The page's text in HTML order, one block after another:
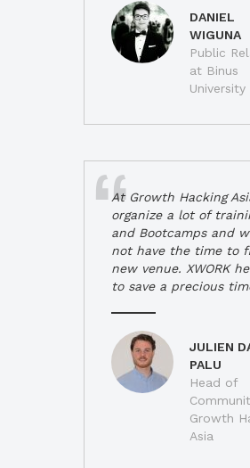
DANIEL
WIGUNA
Public
at Binus
University
At Growth Hacking
organize a lot of
and Bootcamps and
not have the time to
new venue. XWORK
to save a precious
JULIEN
PALU
Head of
Growth
Asia